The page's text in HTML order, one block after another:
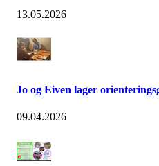
13.05.2026
Jo og Eiven lager
09.04.2026